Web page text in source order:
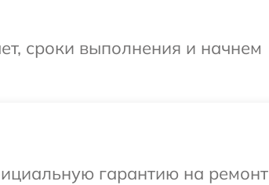
сроки выполнения и начнем
гарантию на ремонт